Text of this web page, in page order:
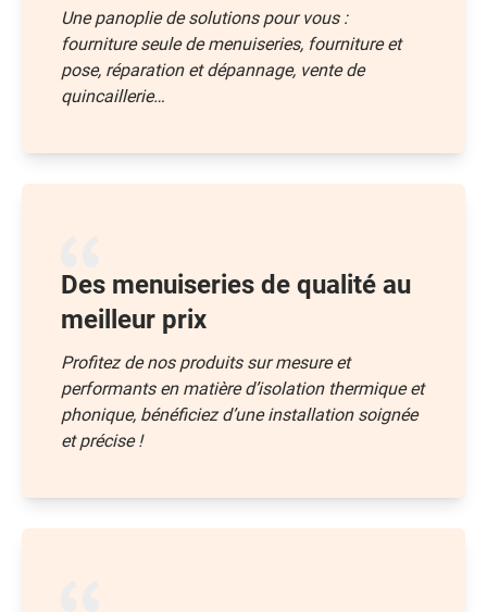
Une panoplie de solutions pour vous :
fourniture seule de menuiseries, fourniture et
pose, réparation et dépannage, vente de
quincaillerie…
Des menuiseries de qualité au
meilleur prix
Profitez de nos produits sur mesure et
performants en matière d’isolation thermique et
phonique, bénéficiez d’une installation soignée
et précise !